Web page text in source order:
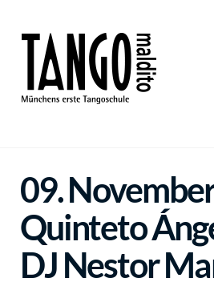
09.
Quinteto
DJ Nestor